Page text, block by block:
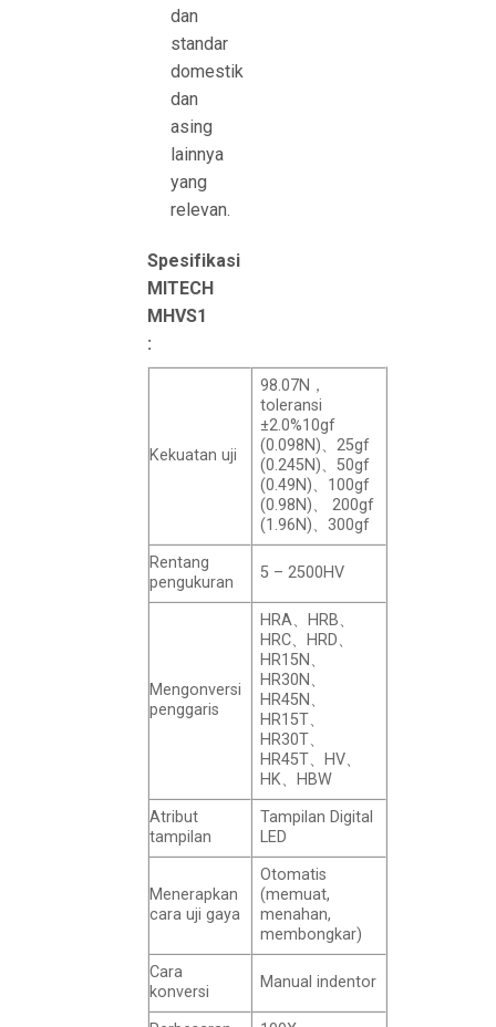
dan
standar
domestik
dan
asing
lainnya
yang
relevan.
Spesifikasi
MITECH
MHVS1
:
Kekuatan uji
98.07N，
toleransi
±2.0%10gf
(0.098N)、25gf
(0.245N)、50gf
(0.49N)、100gf
(0.98N)、 200gf
(1.96N)、300gf
Rentang
pengukuran
5 – 2500HV
Mengonversi
penggaris
HRA、HRB、
HRC、HRD、
HR15N、
HR30N、
HR45N、
HR15T、
HR30T、
HR45T、HV、
HK、HBW
Atribut
tampilan
Tampilan Digital
LED
Menerapkan
cara uji gaya
Otomatis
(memuat,
menahan,
membongkar)
Cara
konversi
Manual indentor